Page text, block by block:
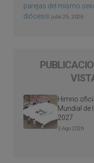
parejas del mismo
diócesis julio 25, 2026
Himno
Mundial de
2027
3 Ago 2026